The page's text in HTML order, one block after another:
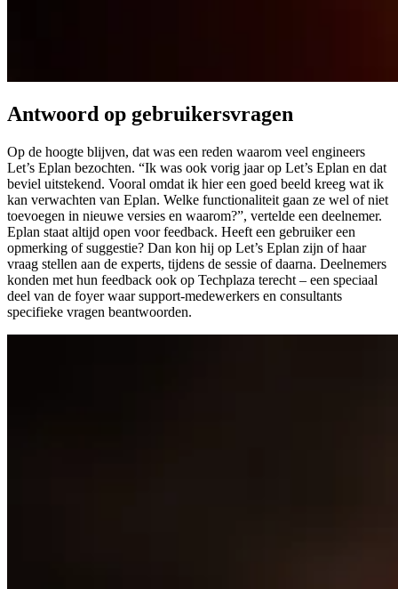
Antwoord op gebruikersvragen
Op de hoogte blijven, dat was een reden waarom veel engineers
Let’s Eplan bezochten. “Ik was ook vorig jaar op Let’s Eplan en dat
beviel uitstekend. Vooral omdat ik hier een goed beeld kreeg wat ik
kan verwachten van Eplan. Welke functionaliteit gaan ze wel of niet
toevoegen in nieuwe versies en waarom?”, vertelde een deelnemer.
Eplan staat altijd open voor feedback. Heeft een gebruiker een
opmerking of suggestie? Dan kon hij op Let’s Eplan zijn of haar
vraag stellen aan de experts, tijdens de sessie of daarna. Deelnemers
konden met hun feedback ook op Techplaza terecht – een speciaal
deel van de foyer waar support-medewerkers en consultants
specifieke vragen beantwoorden.